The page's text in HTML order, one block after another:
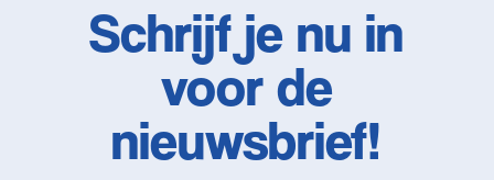
Schrijf je nu in
voor de
nieuwsbrief!